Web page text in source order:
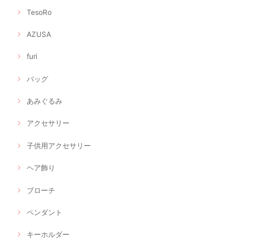
TesoRo
AZUSA
furi
バッグ
あみぐるみ
アクセサリー
子供用アクセサリー
ヘア飾り
ブローチ
ペンダント
キーホルダー